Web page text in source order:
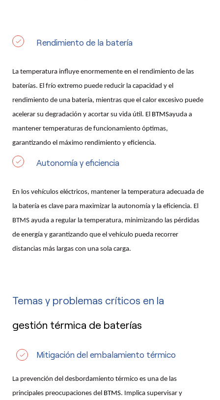
Rendimiento de la batería
La temperatura influye enormemente en el rendimiento de las
baterías. El frío extremo puede reducir la capacidad y el
rendimiento de una batería, mientras que el calor excesivo puede
acelerar su degradación y acortar su vida útil. El BTMSayuda a
mantener temperaturas de funcionamiento óptimas,
garantizando el máximo rendimiento y eficiencia.
Autonomía y eficiencia
En los vehículos eléctricos, mantener la temperatura adecuada de
la batería es clave para maximizar la autonomía y la eficiencia. El
BTMS ayuda a regular la temperatura, minimizando las pérdidas
de energía y garantizando que el vehículo pueda recorrer
distancias más largas con una sola carga.
Temas y problemas críticos en la
gestión térmica de baterías
Mitigación del embalamiento térmico
La prevención del desbordamiento térmico es una de las
principales preocupaciones del BTMS. Implica supervisar y